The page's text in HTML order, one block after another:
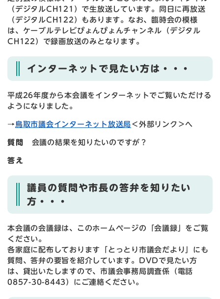
（デジタルCH121）で生放送しています。同日に再放送
（デジタルCH122）もあります。なお、臨時会の模様
は、ケーブルテレビぴょんぴょんチャンネル（デジタル
CH122）で録画放送のみとなります。
インターネットで見たい方は・・・
平成26年度から本会議をインターネットでご覧いただける
ようになりました。
→ 鳥取市議会インターネット放送局 ＜外部リンク＞へ
質問 会議の結果を知りたいのですが ？
答え
議員の質問や市長の答弁を知りたい
方・・・
本会議の会議録は、このホームページの「会議録」をご覧
ください。
各家庭に配布しております「とっとり市議会だより」にも
質問、答弁の要旨を紹介しています。DVDで見たい方
は、貸出いたしますので、市議会事務局調査係（電話
0857-30-8443）にご連絡ください。